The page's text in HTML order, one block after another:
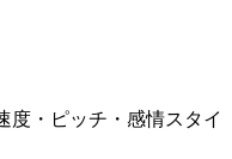
・ピッチ・感情スタイ